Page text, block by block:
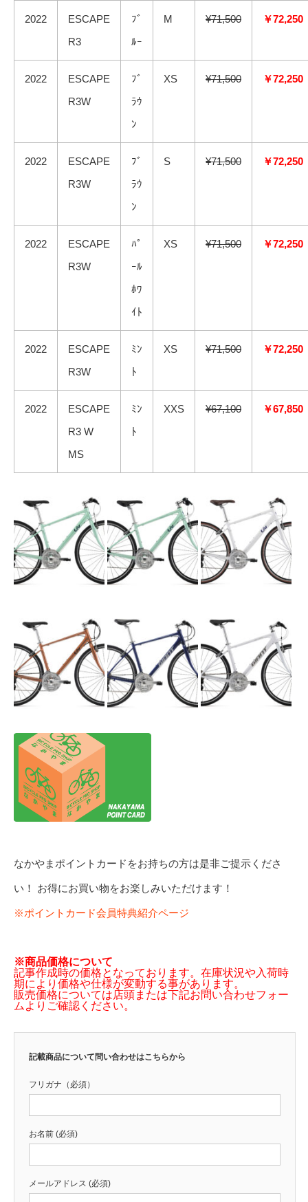
2022
ESCAPE
R3
ﾌﾞ
ﾙｰ
M ¥71,500 ￥72,250
2022
ESCAPE
R3W
ﾌﾞ
ﾗｳ
ﾝ
XS ¥71,500 ￥72,250
2022
ESCAPE
R3W
ﾌﾞ
ﾗｳ
ﾝ
S ¥71,500 ￥72,250
2022
ESCAPE
R3W
ﾊﾟ
ｰﾙ
ﾎﾜ
ｲﾄ
XS ¥71,500 ￥72,250
2022
ESCAPE
R3W
ﾐﾝ
ﾄ
XS ¥71,500 ￥72,250
2022
ESCAPE
R3 W
MS
ﾐﾝ
ﾄ
XXS ¥67,100 ￥67,850
なかやまポイントカードをお持ちの方は是非ご提示くださ
い！ お得にお買い物をお楽しみいただけます！
※ポイントカード会員特典紹介ページ
※商品価格について
記事作成時の価格となっております。在庫状況や入荷時
期により価格や仕様が変動する事があります。
販売価格については店頭または下記お問い合わせフォー
ムよりご確認ください。
記載商品について問い合わせはこちらから
フリガナ（必須）
お名前 (必須)
メールアドレス (必須)